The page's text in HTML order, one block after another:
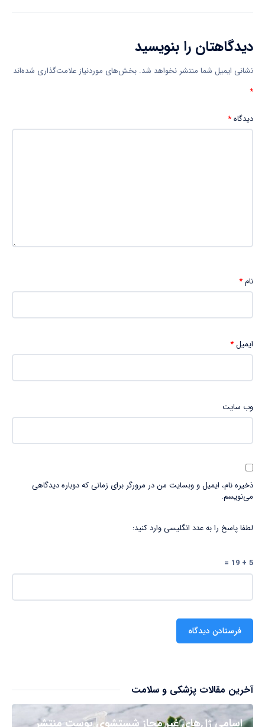
دیدگاهتان را بنویسید
نشانی ایمیل شما منتشر نخواهد شد. بخش‌های موردنیاز علامت‌گذاری شده‌اند
*
دیدگاه*
نام*
ایمیل*
وب‌ سایت
ذخیره نام، ایمیل و وبسایت من در مرورگر برای زمانی که دوباره دیدگاهی
می‌نویسم.
لطفا پاسخ را به عدد انگلیسی وارد کنید:
5 + 19 =
آخرین مقالات پزشکی و سلامت
اسامی ژل‌های غیر مجاز شستشوی پوست منتشر